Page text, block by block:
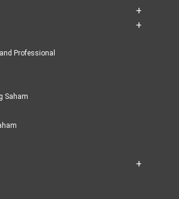
Professional
Saham